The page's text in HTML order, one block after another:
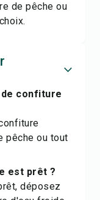
de pêche ou
confiture
pêche ou tout
est prêt ?
déposez